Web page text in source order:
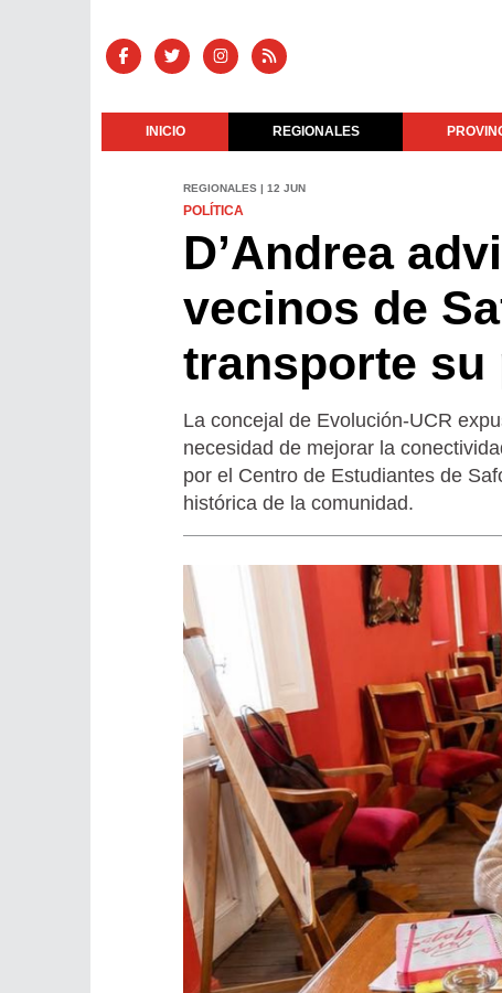
INICIO REGIONALES
REGIONALES | 12 JUN
POLÍTICA
D’Andrea
vecinos de
transporte
La concejal de Evolución-UCR
necesidad de mejorar la
por el Centro de Estudiantes de
histórica de la comunidad.